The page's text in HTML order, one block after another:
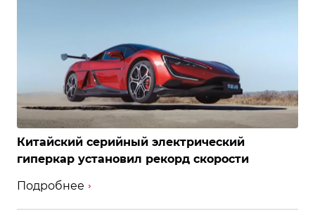
Китайский серийный электрический
гиперкар установил рекорд скорости
Подробнее